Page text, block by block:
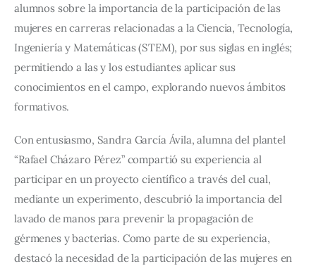
alumnos sobre la importancia de la participación de las
mujeres en carreras relacionadas a la Ciencia, Tecnología,
Ingeniería y Matemáticas (STEM), por sus siglas en inglés;
permitiendo a las y los estudiantes aplicar sus
conocimientos en el campo, explorando nuevos ámbitos
formativos.
Con entusiasmo, Sandra García Ávila, alumna del plantel
“Rafael Cházaro Pérez” compartió su experiencia al
participar en un proyecto científico a través del cual,
mediante un experimento, descubrió la importancia del
lavado de manos para prevenir la propagación de
gérmenes y bacterias. Como parte de su experiencia,
destacó la necesidad de la participación de las mujeres en